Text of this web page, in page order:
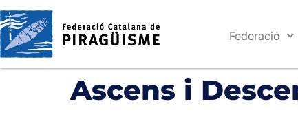
Federació
Ascens i